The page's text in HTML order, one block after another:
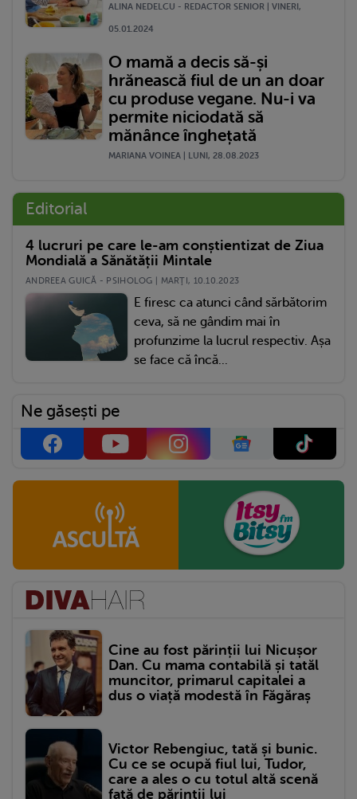
ALINA NEDELCU - REDACTOR SENIOR | VINERI,
05.01.2024
O mamă a decis să-și
hrănească fiul de un an doar
cu produse vegane. Nu-i va
permite niciodată să
mănânce înghețată
MARIANA VOINEA | LUNI, 28.08.2023
Editorial
4 lucruri pe care le-am conștientizat de Ziua
Mondială a Sănătății Mintale
ANDREEA GUICĂ - PSIHOLOG | MARŢI, 10.10.2023
E firesc ca atunci când sărbătorim
ceva, să ne gândim mai în
profunzime la lucrul respectiv. Așa
se face că încă...
Ne găsești pe
Cine au fost părinții lui Nicușor
Dan. Cu mama contabilă și tatăl
muncitor, primarul capitalei a
dus o viață modestă în Făgăraș
Victor Rebengiuc, tată și bunic.
Cu ce se ocupă fiul lui, Tudor,
care a ales o cu totul altă scenă
față de părinții lui